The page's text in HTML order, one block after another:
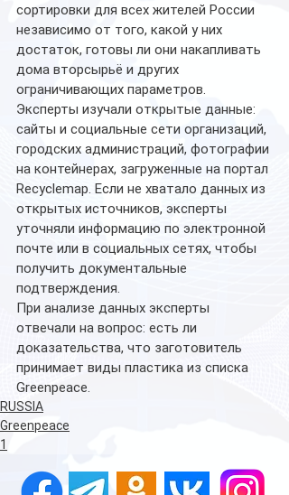
сортировки для всех жителей России
независимо от того, какой у них
достаток, готовы ли они накапливать
дома вторсырьё и других
ограничивающих параметров.
Эксперты изучали открытые данные:
сайты и социальные сети организаций,
городских администраций, фотографии
на контейнерах, загруженные на портал
Recyclemap. Если не хватало данных из
открытых источников, эксперты
уточняли информацию по электронной
почте или в социальных сетях, чтобы
получить документальные
подтверждения.
При анализе данных эксперты
отвечали на вопрос: есть ли
доказательства, что заготовитель
принимает виды пластика из списка
Greenpeace.
RUSSIA
Greenpeace
1